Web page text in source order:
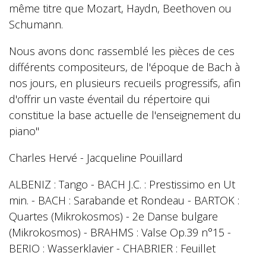
même titre que Mozart, Haydn, Beethoven ou
Schumann.
Nous avons donc rassemblé les pièces de ces
différents compositeurs, de l'époque de Bach à
nos jours, en plusieurs recueils progressifs, afin
d'offrir un vaste éventail du répertoire qui
constitue la base actuelle de l'enseignement du
piano"
Charles Hervé - Jacqueline Pouillard
ALBENIZ : Tango - BACH J.C. : Prestissimo en Ut
min. - BACH : Sarabande et Rondeau - BARTOK :
Quartes (Mikrokosmos) - 2e Danse bulgare
(Mikrokosmos) - BRAHMS : Valse Op.39 n°15 -
BERIO : Wasserklavier - CHABRIER : Feuillet